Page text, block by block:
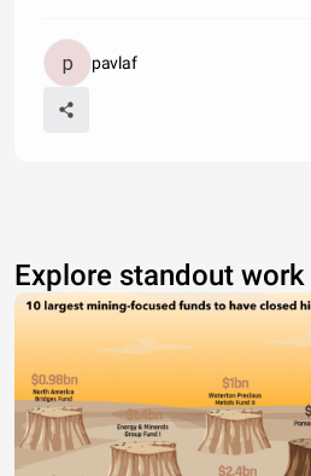
pavlaf
Explore standout